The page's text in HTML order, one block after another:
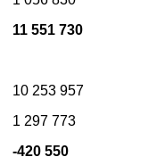
11 551 730
10 253 957
1 297 773
-420 550